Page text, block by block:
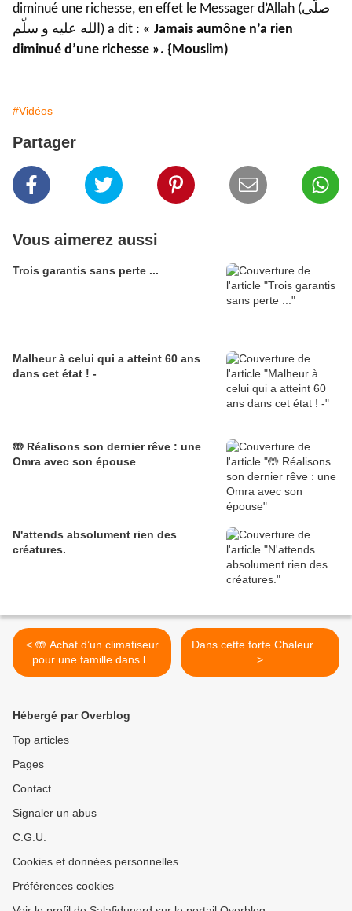
diminué une richesse, en effet le Messager d’Allah (صلّى
الله عليه و سلّم) a dit : « Jamais aumône n’a rien
diminué d’une richesse ». {Mouslim)
#Vidéos
Partager
Vous aimerez aussi
Trois garantis sans perte ...
Malheur à celui qui a atteint 60 ans
dans cet état ! -
🤲 Réalisons son dernier rêve : une
Omra avec son épouse
N'attends absolument rien des
créatures.
< 🤲 Achat d’un climatiseur
pour une famille dans le
besoin
Dans cette forte Chaleur ....
>
Hébergé par Overblog
Top articles
Pages
Contact
Signaler un abus
C.G.U.
Cookies et données personnelles
Préférences cookies